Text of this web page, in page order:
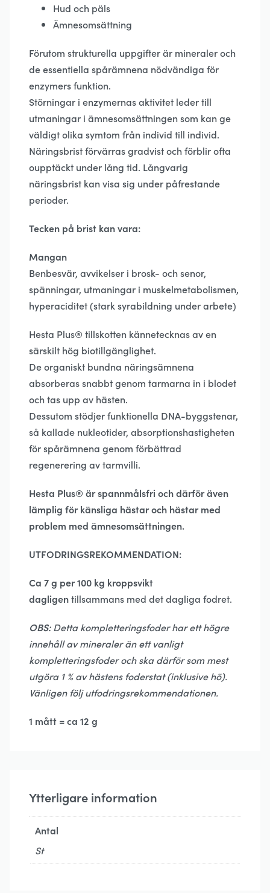
Hud och päls
Ämnesomsättning
Förutom strukturella uppgifter är mineraler och
de essentiella spårämnena nödvändiga för
enzymers funktion.
Störningar i enzymernas aktivitet leder till
utmaningar i ämnesomsättningen som kan ge
väldigt olika symtom från individ till individ.
Näringsbrist förvärras gradvist och förblir ofta
oupp­täckt under lång tid. Långvarig
näringsbrist kan visa sig under påfrestande
perioder.
Tecken på brist kan vara:
Mangan
Benbesvär, avvikelser i brosk- och senor,
spänningar, utmaningar i muskelmetabolismen,
hyper­aciditet (stark syrabildning under arbete)
Hesta Plus® tillskotten kännetecknas av en
särskilt hög biotillgänglighet.
De organiskt bundna näringsämnena
absorberas snabbt genom tarmarna in i blodet
och tas upp av hästen.
Dessutom stödjer funktionella DNA-byggstenar,
så kallade nukleotider, absorptionshastigheten
för spårämnena genom förbättrad
regenerering av tarmvilli.
Hesta Plus® är spannmålsfri och därför även
lämplig för känsliga hästar och hästar med
problem med ämnesomsättningen.
UTFODRINGSREKOMMENDATION:
Ca 7 g per 100 kg kroppsvikt
dagligentillsammans med det dagliga fodret.
OBS:Detta kompletteringsfoder har ett högre
innehåll av mineraler än ett vanligt
kompletteringsfoder och ska därför som mest
utgöra 1 % av hästens foderstat (inklusive hö).
Vänligen följ utfodringsrekommendationen.
1 mått = ca 12 g
Ytterligare information
Antal
St